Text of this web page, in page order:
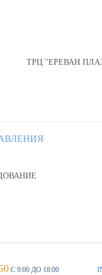
ТРЦ "ЕРЕВАН
С 9:00 ДО 18:00